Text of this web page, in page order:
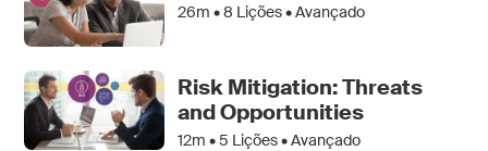
26m •8 Lições • Avançado
Risk Mitigation: Threats
and Opportunities
12m •5 Lições • Avançado